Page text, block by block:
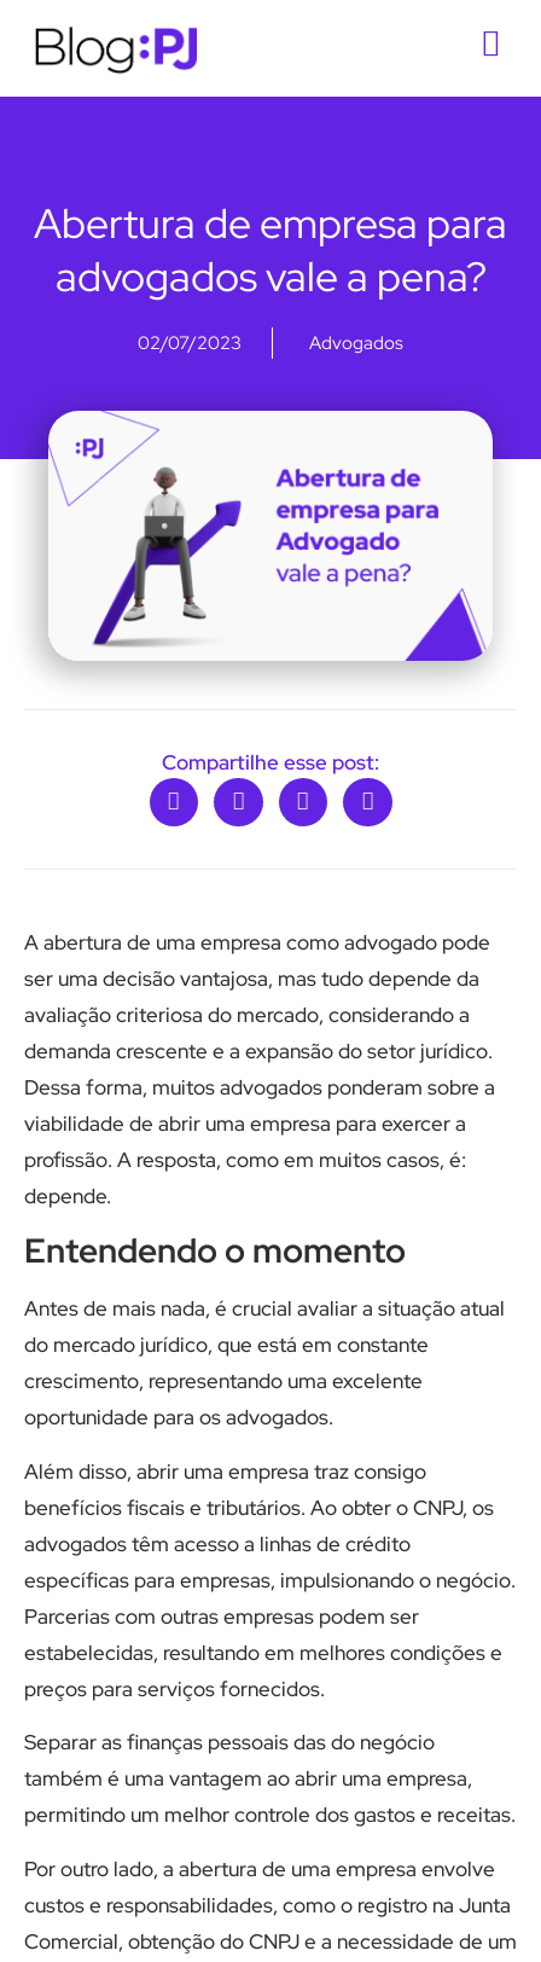
Abertura de empresa para
advogados vale a pena?
02/07/2023 Advogados
Compartilhe esse post:
A abertura de uma empresa como advogado pode
ser uma decisão vantajosa, mas tudo depende da
avaliação criteriosa do mercado, considerando a
demanda crescente e a expansão do setor jurídico.
Dessa forma, muitos advogados ponderam sobre a
viabilidade de abrir uma empresa para exercer a
profissão. A resposta, como em muitos casos, é:
depende.
Entendendo o momento
Antes de mais nada, é crucial avaliar a situação atual
do mercado jurídico, que está em constante
crescimento, representando uma excelente
oportunidade para os advogados.
Além disso, abrir uma empresa traz consigo
benefícios fiscais e tributários. Ao obter o CNPJ, os
advogados têm acesso a linhas de crédito
específicas para empresas, impulsionando o negócio.
Parcerias com outras empresas podem ser
estabelecidas, resultando em melhores condições e
preços para serviços fornecidos.
Separar as finanças pessoais das do negócio
também é uma vantagem ao abrir uma empresa,
permitindo um melhor controle dos gastos e receitas.
Por outro lado, a abertura de uma empresa envolve
custos e responsabilidades, como o registro na Junta
Comercial, obtenção do CNPJ e a necessidade de um